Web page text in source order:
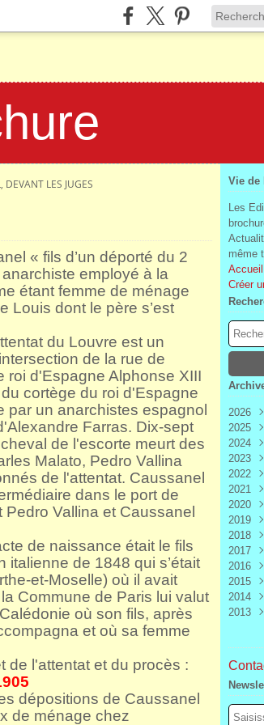
DEVANT LES JUGES
« fils d’un déporté du 2
employé à la
étant femme de ménage
Louis dont le père s’est
du Louvre est un
de la rue de
roi d'Espagne Alphonse XIII
cortège du roi d'Espagne
un anarchistes espagnol
Farras. Dix-sept
de l'escorte meurt des
Malato, Pedro Vallina
de l'attentat. Caussanel
dans le port de
Vallina et Caussanel
de naissance était le fils
italienne de 1848 qui s’était
et-Moselle) où il avait
Commune de Paris lui valut
où son fils, après
et où sa femme
de l'attentat et du procès :
dépositions de Caussanel
de ménage chez
Vie de
Les
même
Créer
2026
Août
Juin
Mai
Avril
Mars
2025
Août
Juin
Mai
Avril
Mars
2024
Août
Juin
Mai
Avril
Mars
2023
Août
Juin
Mai
Avril
Mars
2022
Août
Juin
Mai
Avril
2021
Août
Juin
Mai
2020
Août
Juin
Mars
2019
Août
Avril
2018
Août
Mai
2017
Juin
Mai
2016
Juin
Mai
2015
Août
Juin
Mai
2014
Juin
Mai
2013